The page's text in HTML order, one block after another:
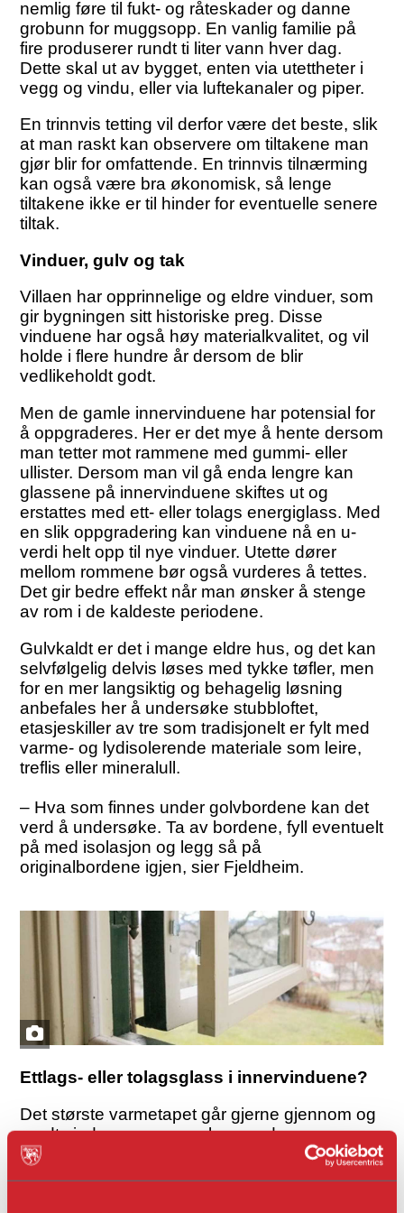
nemlig føre til fukt- og råteskader og danne
grobunn for muggsopp. En vanlig familie på
fire produserer rundt ti liter vann hver dag.
Dette skal ut av bygget, enten via utettheter i
vegg og vindu, eller via luftekanaler og piper.
En trinnvis tetting vil derfor være det beste, slik
at man raskt kan observere om tiltakene man
gjør blir for omfattende. En trinnvis tilnærming
kan også være bra økonomisk, så lenge
tiltakene ikke er til hinder for eventuelle senere
tiltak.
Vinduer, gulv og tak
Villaen har opprinnelige og eldre vinduer, som
gir bygningen sitt historiske preg. Disse
vinduene har også høy materialkvalitet, og vil
holde i flere hundre år dersom de blir
vedlikeholdt godt.
Men de gamle innervinduene har potensial for
å oppgraderes. Her er det mye å hente dersom
man tetter mot rammene med gummi- eller
ullister. Dersom man vil gå enda lengre kan
glassene på innervinduene skiftes ut og
erstattes med ett- eller tolags energiglass. Med
en slik oppgradering kan vinduene nå en u-
verdi helt opp til nye vinduer. Utette dører
mellom rommene bør også vurderes å tettes.
Det gir bedre effekt når man ønsker å stenge
av rom i de kaldeste periodene.
Gulvkaldt er det i mange eldre hus, og det kan
selvfølgelig delvis løses med tykke tøfler, men
for en mer langsiktig og behagelig løsning
anbefales her å undersøke stubbloftet,
etasjeskiller av tre som tradisjonelt er fylt med
varme- og lydisolerende materiale som leire,
treflis eller mineralull.
– Hva som finnes under golvbordene kan det
verd å undersøke. Ta av bordene, fyll eventuelt
på med isolasjon og legg så på
originalbordene igjen, sier Fjeldheim.
Ettlags- eller tolagsglass i innervinduene?
Det største varmetapet går gjerne gjennom og
rundt vinduene, og man kan vurdere
varevinduer eller innervinduer. Størst bedring i
effekten får man med ettlagsglass, men hvis